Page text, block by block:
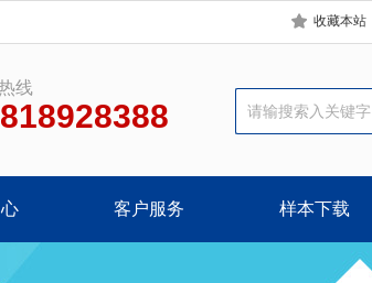
收藏本站
线
客户服务 样本下载